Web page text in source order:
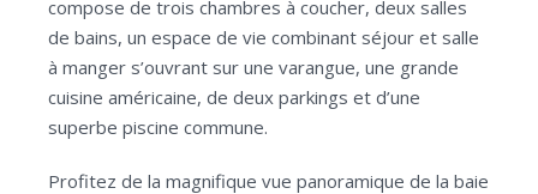
compose de trois chambres à coucher, deux salles
de bains, un espace de vie combinant séjour et salle
à manger s’ouvrant sur une varangue, une grande
cuisine américaine, de deux parkings et d’une
superbe piscine commune.
Profitez de la magnifique vue panoramique de la baie